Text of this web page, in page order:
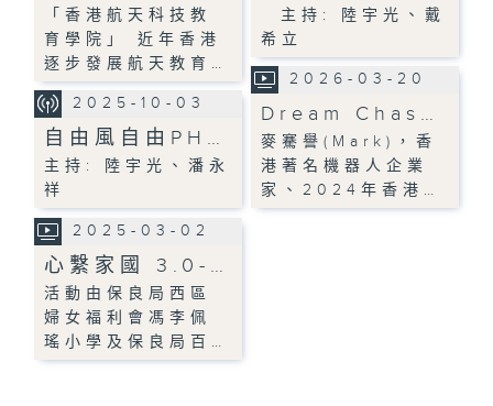
「香港航天科技教
育學院」 近年香港
逐步發展航天教育…
主持: 陸宇光、戴
希立
2026-03-20
Dream Chas…
麥騫譽(Mark)，香
港著名機器人企業
家、2024年香港…
2025-10-03
自由風自由PH…
主持: 陸宇光、潘永
祥
2025-03-02
心繫家國 3.0-…
活動由保良局西區
婦女福利會馮李佩
瑤小學及保良局百…